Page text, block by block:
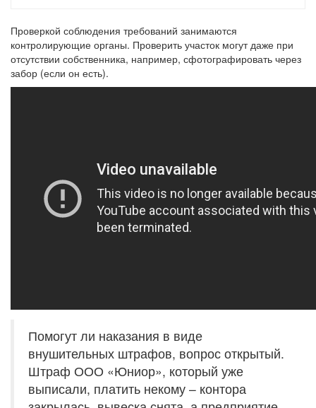
Проверкой соблюдения требований занимаются
контролирующие органы. Проверить участок могут даже при
отсутствии собственника, например, сфотографировать через
забор (если он есть).
Помогут ли наказания в виде
внушительных штрафов, вопрос открытый.
Штраф ООО «Юниор», который уже
выписали, платить некому – контора